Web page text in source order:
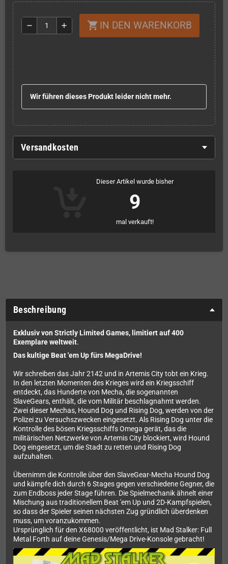
remove add shopping_cart IN DEN WARENKORB
Wir führen dieses Produkt leider nicht mehr.
Versandkosten
Dieser Artikel wurde bisher
9
mal verkauft!
Beschreibung
Exklusiv von Strictly Limited Games, limitiert auf 400
Exemplare weltweit.
Das kultige Beat 'em Up fürs MegaDrive!
Wir schreiben das Jahr 2142 und in Artemis City tobt ein Krieg.
In den letzten Momenten des Krieges wird ein Kriegsschiff
entdeckt, das Hunderte von Mecha, die sogenannten
SlaveGears, enthält, die vom Militär beschlagnahmt werden.
Zwei dieser Mechas, Hound Dog und Rising Dog, werden von der
Polizei zu Versuchszwecken eingesetzt. Als Rising Dog unter die
Kontrolle des bösen Kriegsschiffs Omega gerät, das die
militärischen Netzwerke von Artemis City blockiert, wird Hound
Dog eingesetzt, um die Stadt zu retten und Rising Dog
aufzuhalten.
Übernimm die Kontrolle über den SlaveGear-Mecha Hound Dog
und kämpfe dich durch 6 Stages gegen verschiedene Gegner, die
zum Endboss jeder Stage führen. Die Spielmechanik ähnelt einer
Mischung aus traditionellem Beat 'em Up und 2D-Kampfspielen,
so dass der Spieler seinen nächsten Zug gründlich überdenken
muss, um voranzukommen.
Ursprünglich für den X68000 veröffentlicht, ist Mad Stalker: Full
Metal Forth auf deine Genesis/Mega Drive-Konsole gebracht!